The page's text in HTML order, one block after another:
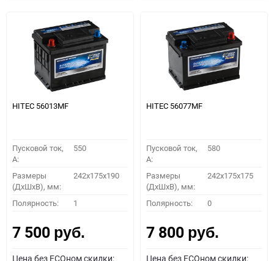
HITEC 56013MF
Пусковой ток,
A:
550
Размеры
(ДхШхВ), мм:
242x175x190
Полярность: 1
7 500 руб.
Цена без ECOном скидки:
HITEC 56077MF
Пусковой ток,
A:
580
Размеры
(ДхШхВ), мм:
242x175x175
Полярность: 0
7 800 руб.
Цена без ECOном скидки: